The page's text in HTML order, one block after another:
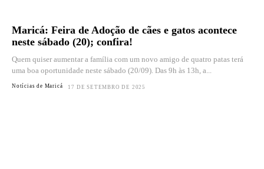
Maricá: Feira de Adoção de cães e gatos acontece
neste sábado (20); confira!
Quem quiser aumentar a família com um novo amigo de quatro patas terá
uma boa oportunidade neste sábado (20/09). Das 9h às 13h, a...
Notícias de Maricá 17 DE SETEMBRO DE 2025